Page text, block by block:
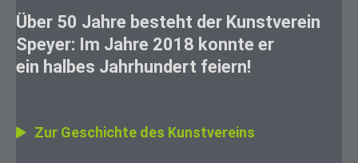
Über 50 Jahre besteht der Kunstverein
Speyer: Im Jahre 2018 konnte er
ein halbes Jahrhundert feiern!
Zur Geschichte des Kunstvereins